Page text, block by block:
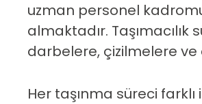
uzman personel
almaktadır.
darbelere, çizilmelere ve
Her taşınma süreci